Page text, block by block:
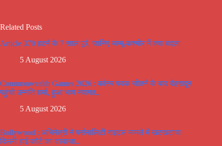
Related Posts
Article 370 हटने के 7 साल पूरे, जानिए जम्मू-कश्मीर में क्या बदला
5 August 2026
Commonwealth Games 2026 : कांस्य पदक जीतने के बाद देहरादून
पहुंची उन्नति शर्मा, हुआ भव्य स्वागत..
5 August 2026
Bollywood : अभिनेत्री ने पर्सनालिटी राइटस मामले में खटखटाया
दिल्ली हाई कोर्ट का दरवाजा..